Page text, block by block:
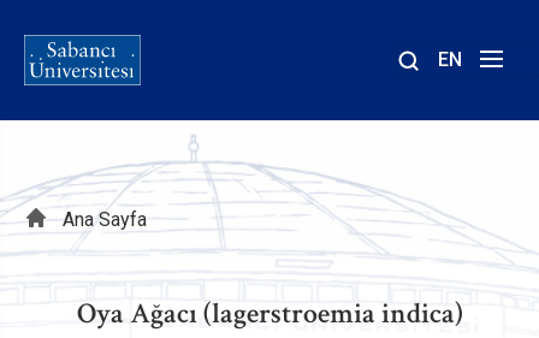
EN
Sayfa
yolu
Ana Sayfa
Oya Ağacı (lagerstroemia indica)